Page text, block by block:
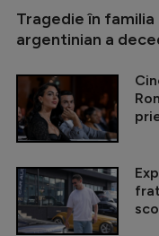
Tragedie în
argentinian a